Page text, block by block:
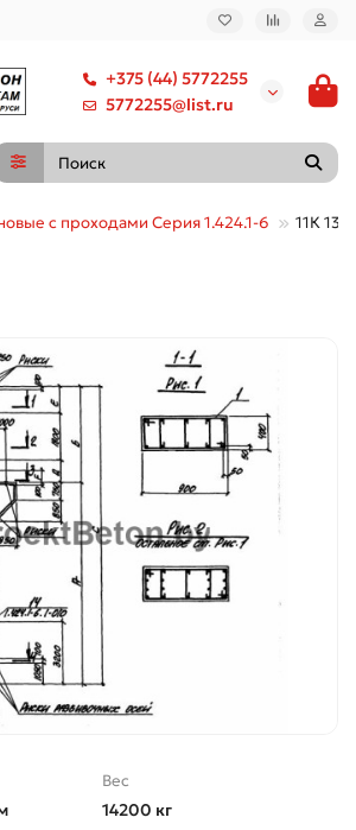
+375 (44) 5772255
5772255@list.ru
с проходами Серия 1.424.1-6 11К
Вес
14200 кг